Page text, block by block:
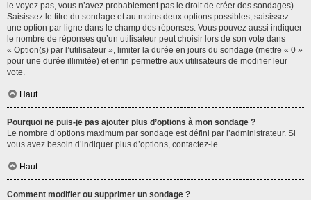
le voyez pas, vous n’avez probablement pas le droit de créer des sondages).
Saisissez le titre du sondage et au moins deux options possibles, saisissez
une option par ligne dans le champ des réponses. Vous pouvez aussi indiquer
le nombre de réponses qu’un utilisateur peut choisir lors de son vote dans
« Option(s) par l’utilisateur », limiter la durée en jours du sondage (mettre « 0 »
pour une durée illimitée) et enfin permettre aux utilisateurs de modifier leur
vote.
Haut
Pourquoi ne puis-je pas ajouter plus d’options à mon sondage ?
Le nombre d’options maximum par sondage est défini par l’administrateur. Si
vous avez besoin d’indiquer plus d’options, contactez-le.
Haut
Comment modifier ou supprimer un sondage ?